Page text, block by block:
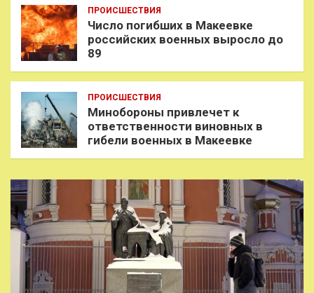
ПРОИСШЕСТВИЯ
Число погибших в Макеевке
российских военных выросло до
89
ПРОИСШЕСТВИЯ
Минобороны привлечет к
ответственности виновных в
гибели военных в Макеевке